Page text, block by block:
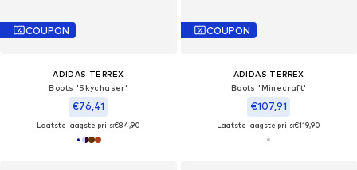
COUPON
ADIDAS TERREX
Boots 'Skychaser'
€76,41
Laatste laagste prijs:€84,90
COUPON
ADIDAS TERREX
Boots 'Minecraft'
€107,91
Laatste laagste prijs:€119,90